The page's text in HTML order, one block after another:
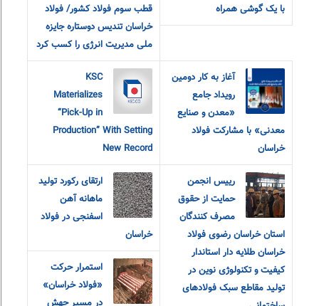
با یک گوشی همراه
قطب سوم فولاد کشور/ فولاد
خراسان تندیس دوستاره جایزه
ملی مدیریت انرژی را کسب کرد
آغاز به کار دومین
رویداد جامع
«معدن و‌ صنایع
معدنی» با مشارکت فولاد
خراسان
KSC
Materializes
“Pick-Up in
Production” With Setting
New Record
رییس انجمن
حمایت از حقوق
مصرف کنندگان
استان خراسان رضوی فولاد
خراسان طلایه دار استاندار
کیفیت و تکنولوژی نوین در
تولید مقاطع سبک فولادهای
ارتقای رکورد تولید
ماهانه آهن
اسفنجی در فولاد
خراسان
استمرار حرکت
«فولاد خراسان»